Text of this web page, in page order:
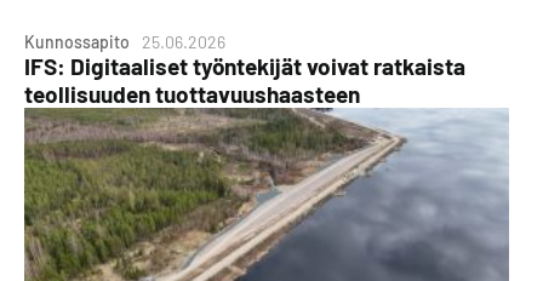
Kunnossapito 25.06.2026
IFS: Digitaaliset työntekijät voivat ratkaista
teollisuuden tuottavuushaasteen